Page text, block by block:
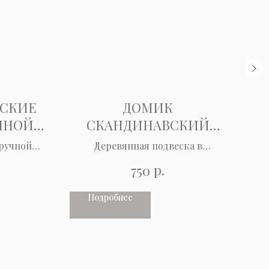
ДОМИК
СКАНДИНАВСКИЙ
РУЧНОЙ РАБОТЫ
Деревянная подвеска в
750 р.
Подробнее